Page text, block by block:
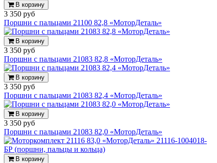
В корзину
3 350 руб
Поршни с пальцами 21100 82,8 «МоторДеталь»
В корзину
3 350 руб
Поршни с пальцами 21083 82,8 «МоторДеталь»
В корзину
3 350 руб
Поршни с пальцами 21083 82,4 «МоторДеталь»
В корзину
3 350 руб
Поршни с пальцами 21083 82,0 «МоторДеталь»
В корзину